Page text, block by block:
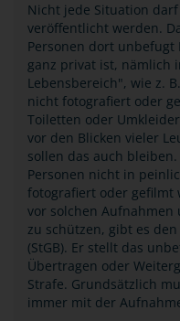
Nicht jede Situation
veröffentlicht werden.
Personen dort unbefugt
ganz privat ist, nämlich
Lebensbereich", wie z.
nicht fotografiert oder
Toiletten oder
vor den Blicken vieler
sollen das auch
Personen nicht in
fotografiert oder gefilmt
vor solchen
zu schützen, gibt es den
(StGB). Er stellt das
Übertragen oder
Strafe. Grundsätzlich
immer mit der